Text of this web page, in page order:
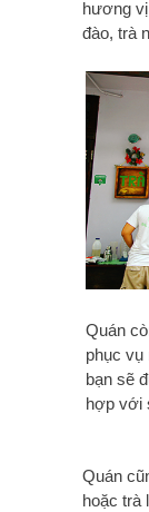
hương
đào, trà
Quán
phục vụ
bạn sẽ
hợp với
Quán
hoặc trà